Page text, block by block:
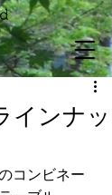
インナッ
コンビネー